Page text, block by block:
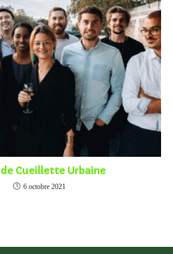
de Cueillette Urbaine
6 octobre 2021